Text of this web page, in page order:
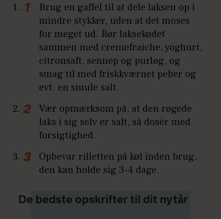
Brug en gaffel til at dele laksen op i
mindre stykker, uden at det moses
for meget ud. Rør laksekødet
sammen med cremefraiche, yoghurt,
citronsaft, sennep og purløg, og
smag til med friskkværnet peber og
evt. en smule salt.
Vær opmærksom på, at den røgede
laks i sig selv er salt, så dosér med
forsigtighed.
Opbevar rilletten på køl inden brug,
den kan holde sig 3-4 dage.
De bedste opskrifter til dit nytår